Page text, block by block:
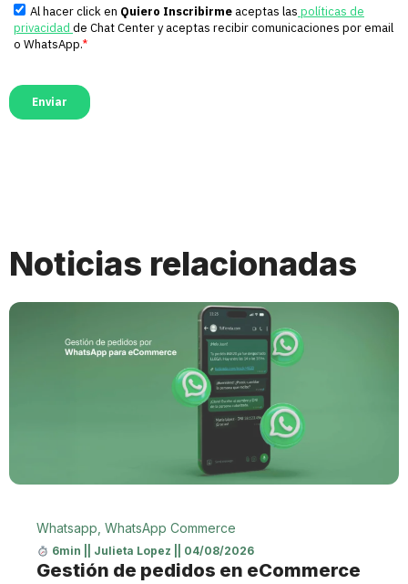
Noticias relacionadas
Whatsapp, WhatsApp Commerce
6min Julieta Lopez 04/08/2026
Gestión de pedidos en eCommerce